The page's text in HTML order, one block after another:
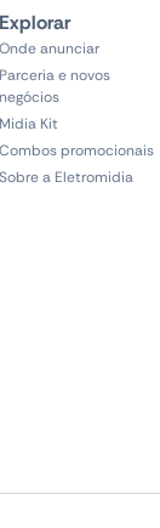
Explorar
Onde anunciar
Parceria e novos
negócios
Midia Kit
Combos promocionais
Sobre a Eletromidia